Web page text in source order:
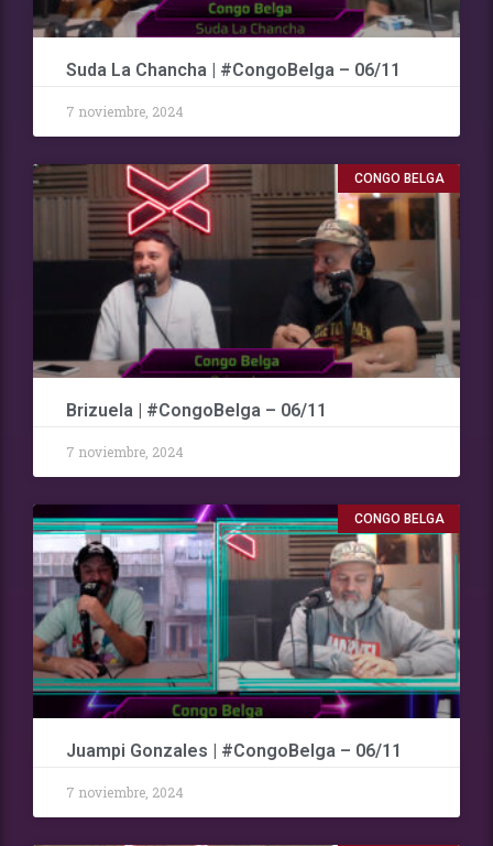
Suda La Chancha | #CongoBelga – 06/11
7 noviembre, 2024
CONGO BELGA
Brizuela | #CongoBelga – 06/11
7 noviembre, 2024
CONGO BELGA
Juampi Gonzales | #CongoBelga – 06/11
7 noviembre, 2024